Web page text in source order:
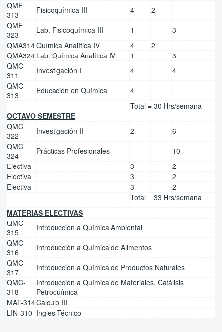
QMF
313
Fisicoquímica III 4
2
QMF
323
Lab. Fisicoquímica III 1
3
QMA314Química Analítica IV 4
2
QMA324 Lab. Química Analítica IV 1
3
QMC
311
Investigación I 4
4
QMC
313
Educación en Química
4
Total = 30 Hrs/semana
OCTAVO SEMESTRE
QMC
322
Investigación II 2
6
QMC
324
Prácticas Profesionales
10
Electiva
3
2
Electiva
3
2
Electiva
3
2
Total = 33 Hrs/semana
MATERIAS ELECTIVAS
QMC-
315
Introducción a Química Ambiental
QMC-
316
Introducción a Química de Alimentos
QMC-
317
Introducción a Química de Productos Naturales
QMC-
318
Introducción a Química de Materiales, Catálisis
Petroquímica
MAT-314Calculo III
LIN-310 Ingles Técnico